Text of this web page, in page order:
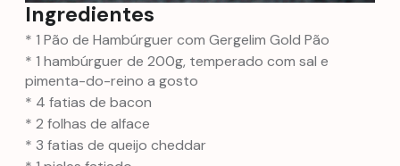
Ingredientes
* 1 Pão de Hambúrguer com Gergelim Gold Pão
* 1 hambúrguer de 200g, temperado com sal e
pimenta-do-reino a gosto
* 4 fatias de bacon
* 2 folhas de alface
* 3 fatias de queijo cheddar